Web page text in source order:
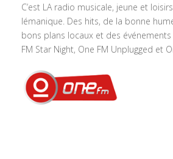
C’est LA radio musicale, jeune et
lémanique. Des hits, de la bonne
bons plans locaux et des
FM Star Night, One FM Unplugged et